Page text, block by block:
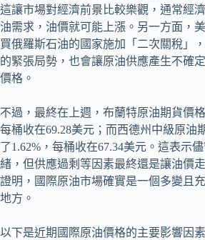
這讓市場對經濟前景比較樂觀，通常經
油需求，油價就可能上漲。另一方面，
買俄羅斯石油的國家施加「二次關稅」
的緊張局勢，也會讓原油供應產生不確
價格。
不過，最終在上週，布蘭特原油期貨價格
每桶收在69.28美元；而西德州中級原油
了1.62%，每桶收在67.34美元。這表示
緒，但供應過剩等因素最終還是讓油價
證明，國際原油市場確實是一個多變且
地方。
以下是近期國際原油價格的主要影響因素